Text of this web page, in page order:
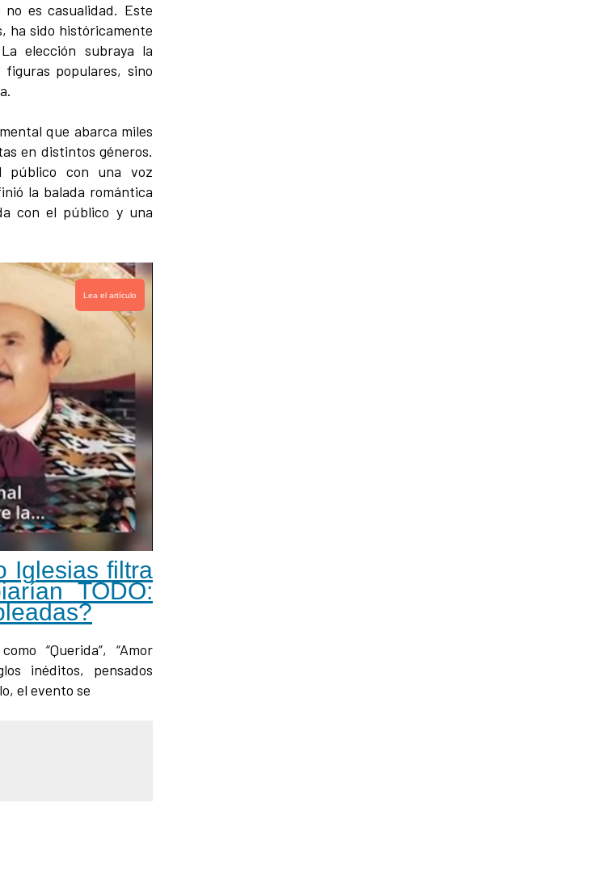
es casualidad. Este
ha sido históricamente
elección subraya la
populares, sino
que abarca miles
en distintos géneros.
público con una voz
la balada romántica
con el público y una
Lea el artículo
Iglesias filtra
TODO:
“Querida”, “Amor
inéditos, pensados
el evento se